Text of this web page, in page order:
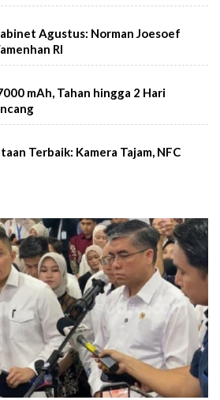
Agustus: Norman Joesoef
RI
mAh, Tahan hingga 2 Hari
Terbaik: Kamera Tajam, NFC